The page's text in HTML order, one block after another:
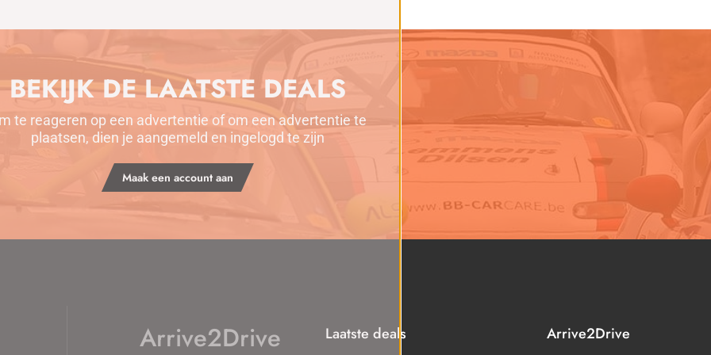
BEKIJK DE LAATSTE DEALS
te reageren op een advertentie of om een advertentie te
plaatsen, dien je aangemeld en ingelogd te zijn
Maak een account aan
Arrive2Drive
Laatste deals Arrive2Drive